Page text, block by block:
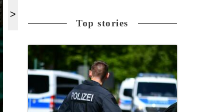
Top stories